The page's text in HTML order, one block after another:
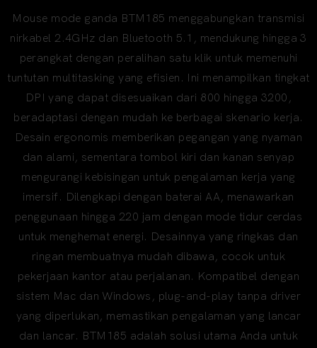
Mouse mode ganda BTM185 menggabungkan transmisi
nirkabel 2.4GHz dan Bluetooth 5.1, mendukung hingga 3
perangkat dengan peralihan satu klik untuk memenuhi
tuntutan multitasking yang efisien. Ini menampilkan tingkat
DPI yang dapat disesuaikan dari 800 hingga 3200,
beradaptasi dengan mudah ke berbagai skenario kerja.
Desain ergonomis memberikan pegangan yang nyaman
dan alami, sementara tombol kiri dan kanan senyap
mengurangi kebisingan untuk pengalaman kerja yang
imersif. Dilengkapi dengan baterai AA, menawarkan
penggunaan hingga 220 jam dengan mode tidur cerdas
untuk menghemat energi. Desainnya yang ringkas dan
ringan membuatnya mudah dibawa, cocok untuk
pekerjaan kantor atau perjalanan. Kompatibel dengan
sistem Mac dan Windows, plug-and-play tanpa driver
yang diperlukan, memastikan pengalaman yang lancar
dan lancar. BTM185 adalah solusi utama Anda untuk